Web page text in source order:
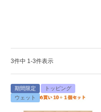
3件中 1-3件表示
期間限定
トッピング
ウェット